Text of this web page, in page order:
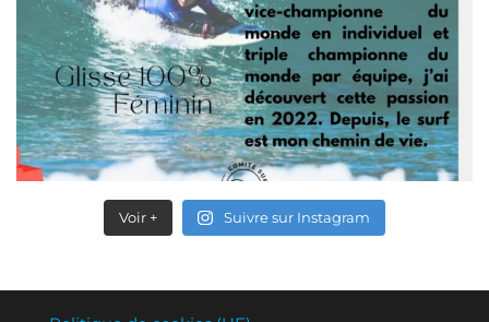
Voir + Suivre sur Instagram